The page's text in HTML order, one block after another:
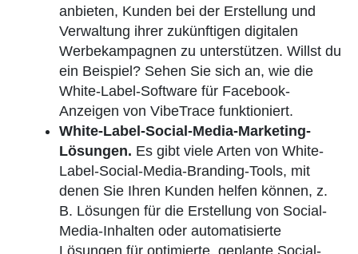
anbieten, Kunden bei der Erstellung und
Verwaltung ihrer zukünftigen digitalen
Werbekampagnen zu unterstützen. Willst du
ein Beispiel? Sehen Sie sich an, wie die
White-Label-Software für Facebook-
Anzeigen von VibeTrace funktioniert.
White-Label-Social-Media-Marketing-
Lösungen. Es gibt viele Arten von White-
Label-Social-Media-Branding-Tools, mit
denen Sie Ihren Kunden helfen können, z.
B. Lösungen für die Erstellung von Social-
Media-Inhalten oder automatisierte
Lösungen für optimierte, geplante Social-